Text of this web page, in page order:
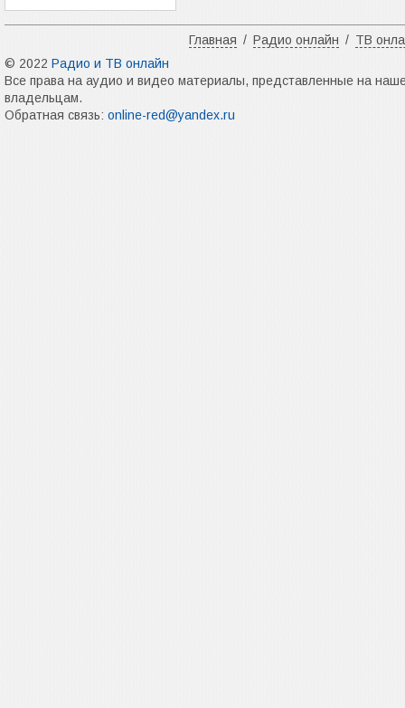
Главная / Радио онлайн / ТВ
© 2022 Радио и ТВ онлайн
Все права на аудио и видео материалы, представленные на
владельцам.
Обратная связь: online-red@yandex.ru